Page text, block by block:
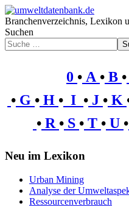
Branchenverzeichnis, Lexikon
Suchen
0 • A • B •
• G • H • I • J • K
• R • S • T • U •
Neu im Lexikon
Urban Mining
Analyse der
Ressourcenverbrauch